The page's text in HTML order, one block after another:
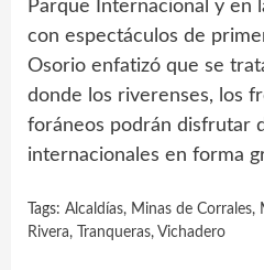
Parque Internacional y en
con espectáculos de
Osorio enfatizó que se
donde los riverenses, los
foráneos podrán disfrutar
internacionales en forma
Tags: Alcaldías, Minas de Corrales,
Rivera, Tranqueras, Vichadero